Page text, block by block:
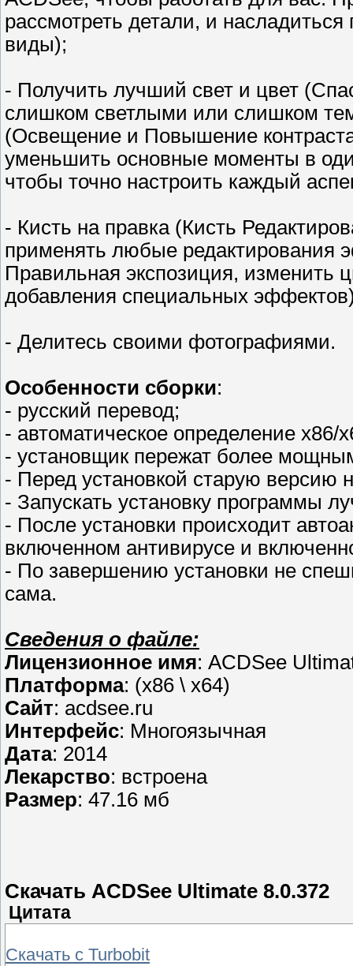
рассмотреть детали, и
виды);
- Получить лучший свет и цвет
слишком светлыми или слишком
(Освещение и Повышение
уменьшить основные моменты в
чтобы точно настроить каждый
- Кисть на правка (Кисть
применять любые редактирования
Правильная экспозиция, изменить
добавления специальных
- Делитесь своими фотографиями.
Особенности сборки:
- русский перевод;
- автоматическое определение x86/
- установщик пережат более
- Перед установкой старую версию
- Запускать установку программы
- После установки проиcходит
включенном антивирусе и
- По завершению установки не
сама.
Сведения о файле:
Лицензионное имя: ACDSee
Платформа: (x86 \ x64)
Сайт: acdsee.ru
Интерфейс: Многоязычная
Дата: 2014
Лекарство: встроена
Размер: 47.16 мб
Скачать ACDSee Ultimate 8.0.372
Цитата
Скачать с Turbobit